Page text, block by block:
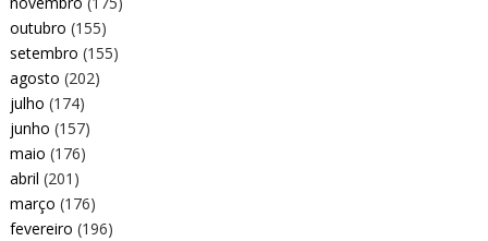
outubro (155)
setembro (155)
agosto (202)
julho (174)
junho (157)
maio (176)
abril (201)
março (176)
fevereiro (196)